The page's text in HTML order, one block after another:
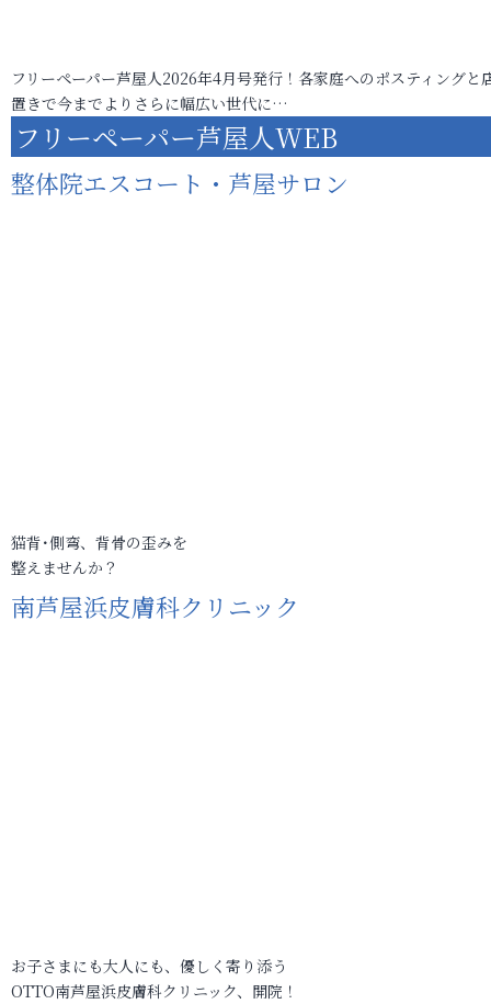
フリーペーパー芦屋人2026年4月号発行！各家庭へのポスティングと
置きで今までよりさらに幅広い世代に…
フリーペーパー芦屋人WEB
整体院エスコート・芦屋サロン
猫背･側弯、背骨の歪みを
整えませんか？
南芦屋浜皮膚科クリニック
お子さまにも大人にも、優しく寄り添う
OTTO南芦屋浜皮膚科クリニック、開院！